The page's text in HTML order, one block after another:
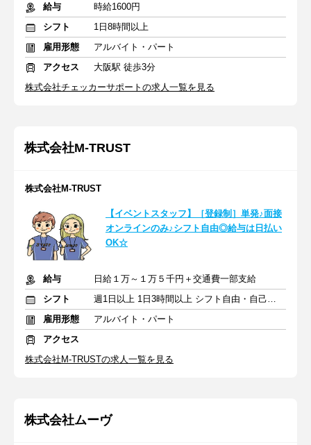
給与
時給1600円
シフト
1日8時間以上
雇用形態
アルバイト・パート
アクセス
大阪駅 徒歩3分
株式会社チェッカーサポートの求人一覧を見る
株式会社M-TRUST
株式会社M-TRUST
【イベントスタッフ】［登録制］単発♪面接
オンラインのみ♪シフト自由◎給与は日払い
OK☆
給与
日給１万～１万５千円＋交通費一部支給
シフト
週1日以上 1日3時間以上 シフト自由・自己申告
雇用形態
アルバイト・パート
アクセス
株式会社M-TRUSTの求人一覧を見る
株式会社ムーヴ